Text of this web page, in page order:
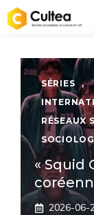
Aller
au
SÉRIES ,
RÉSEAUX
« Squid
2026-06-